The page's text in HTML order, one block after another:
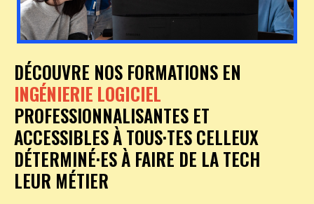
DÉCOUVRE NOS FORMATIONS EN
INGÉNIERIE LOGICIEL
PROFESSIONNALISANTES ET
ACCESSIBLES À TOUS·TES CELLEUX
DÉTERMINÉ·ES À FAIRE DE LA TECH
LEUR MÉTIER